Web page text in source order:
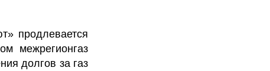
продлевается
межрегионгаз
долгов за газ